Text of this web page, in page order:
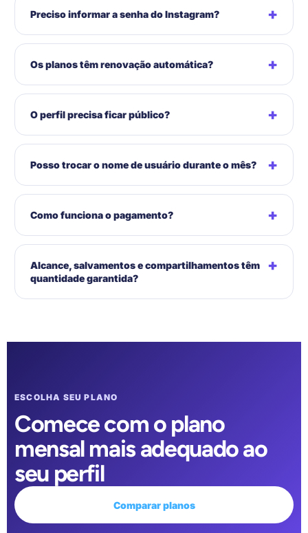
Preciso informar a senha do Instagram? +
Os planos têm renovação automática? +
O perfil precisa ficar público? +
Posso trocar o nome de usuário durante o mês? +
Como funciona o pagamento? +
Alcance, salvamentos e compartilhamentos têm
quantidade garantida?
+
ESCOLHA SEU PLANO
Comece com o plano
mensal mais adequado ao
seu perfil
Comparar planos